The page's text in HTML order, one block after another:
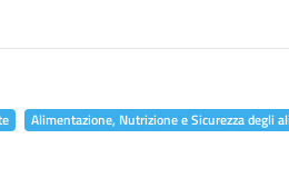
Alimentazione, Nutrizione e Sicurezza degli